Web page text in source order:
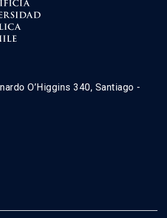
O’Higgins 340, Santiago -